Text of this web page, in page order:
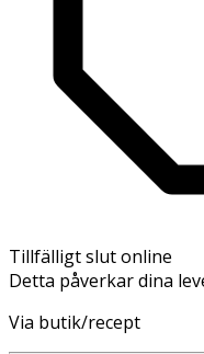
Tillfälligt slut online
Detta påverkar dina
Via butik/recept